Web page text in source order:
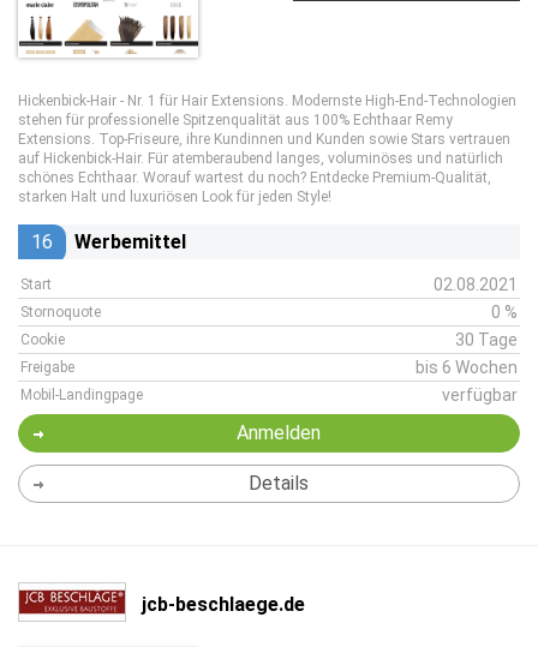
Hickenbick-Hair - Nr. 1 für Hair Extensions. Modernste High-End-Technologien
stehen für professionelle Spitzenqualität aus 100% Echthaar Remy
Extensions. Top-Friseure, ihre Kundinnen und Kunden sowie Stars vertrauen
auf Hickenbick-Hair. Für atemberaubend langes, voluminöses und natürlich
schönes Echthaar. Worauf wartest du noch? Entdecke Premium-Qualität,
starken Halt und luxuriösen Look für jeden Style!
16 Werbemittel
Start 02.08.2021
Stornoquote 0 %
Cookie 30 Tage
Freigabe bis 6 Wochen
Mobil-Landingpage verfügbar
Anmelden
Details
jcb-beschlaege.de